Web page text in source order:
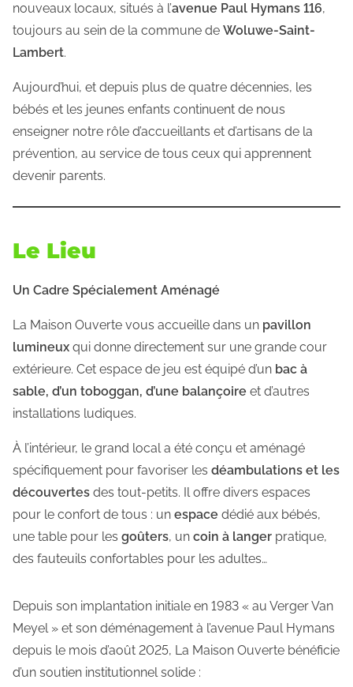
nouveaux locaux, situés à l’avenue Paul Hymans 116,
toujours au sein de la commune de Woluwe-Saint-
Lambert.
Aujourd’hui, et depuis plus de quatre décennies, les
bébés et les jeunes enfants continuent de nous
enseigner notre rôle d’accueillants et d’artisans de la
prévention, au service de tous ceux qui apprennent
devenir parents.
Le Lieu
Un Cadre Spécialement Aménagé
La Maison Ouverte vous accueille dans un pavillon
lumineux qui donne directement sur une grande cour
extérieure. Cet espace de jeu est équipé d’un bac à
sable, d’un toboggan, d’une balançoire et d’autres
installations ludiques.
À l’intérieur, le grand local a été conçu et aménagé
spécifiquement pour favoriser les déambulations et les
découvertes des tout-petits. Il offre divers espaces
pour le confort de tous : un espace dédié aux bébés,
une table pour les goûters, un coin à langer pratique,
des fauteuils confortables pour les adultes…
Depuis son implantation initiale en 1983 « au Verger Van
Meyel » et son déménagement à l’avenue Paul Hymans
depuis le mois d’août 2025, La Maison Ouverte bénéficie
d’un soutien institutionnel solide :